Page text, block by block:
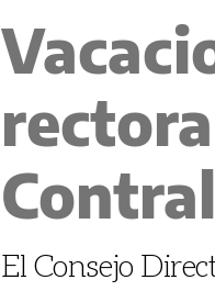
El Consejo